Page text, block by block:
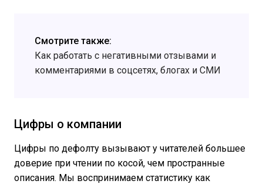
Смотрите также:
Как работать с негативными отзывами и
комментариями в соцсетях, блогах и СМИ
Цифры о компании
Цифры по дефолту вызывают у читателей большее
доверие при чтении по косой, чем пространные
описания. Мы воспринимаем статистику как